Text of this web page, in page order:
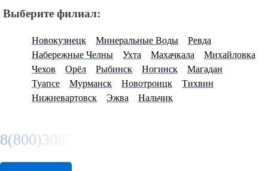
Выберите филиал:
Новокузнецк Минеральные Воды
Ревда
Набережные Челны
Ухта Махачкала
Михайловка
Чехов
Орёл Рыбинск Ногинск
Магадан
Туапсе
Мурманск Новотроицк
Тихвин
Нижневартовск
Эжва Нальчик
8(800)3085303